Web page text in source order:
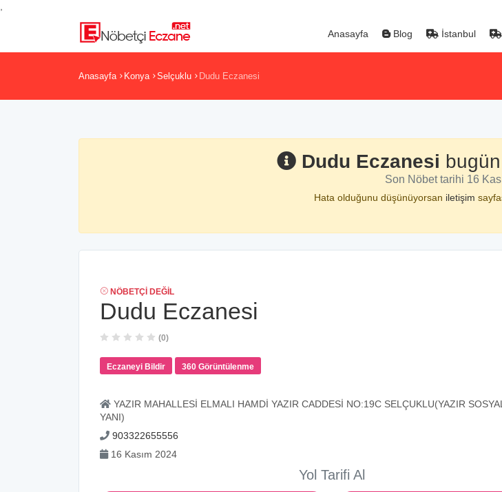
Anasayfa Blog İstanbul
Anasayfa Konya Selçuklu Dudu Eczanesi
Dudu Eczanesi bugün
Son Nöbet tarihi 16
Hata olduğunu düşünüyorsan iletişim
NÖBETÇI DEĞIL
Dudu Eczanesi
(0)
Eczaneyi Bildir 360 Görüntülenme
YAZIR MAHALLESİ ELMALI HAMDİ YAZIR CADDESİ NO:19C SELÇUKLU(YAZIR
YANI)
903322655556
16 Kasım 2024
Yol Tarifi Al